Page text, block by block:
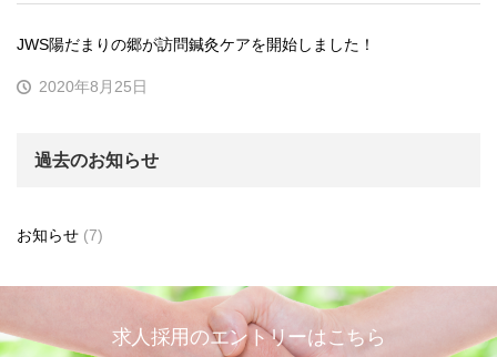
JWS陽だまりの郷が訪問鍼灸ケアを開始しました！
2020年8月25日
過去のお知らせ
お知らせ (7)
求人採用のエントリーはこちら